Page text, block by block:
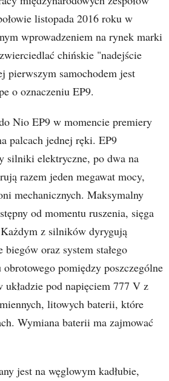
listopada 2016 roku w
wprowadzeniem na rynek marki
chińskie "nadejście
pierwszym samochodem jest
o oznaczeniu EP9.
Nio EP9 w momencie premiery
palcach jednej ręki. EP9
silniki elektryczne, po dwa na
razem jeden megawat mocy,
mechanicznych. Maksymalny
od momentu ruszenia, sięga
z silników dyrygują
oraz system stałego
pomiędzy poszczególne
pod napięciem 777 V z
litowych baterii, które
Wymiana baterii ma zajmować
jest na węglowym kadłubie,